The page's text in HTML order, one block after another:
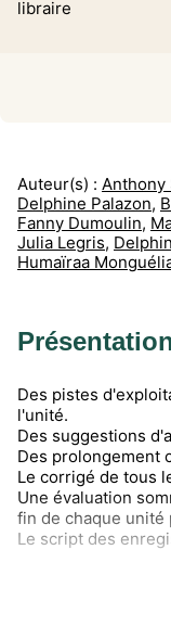
libraire
Auteur(s) : Anthony
Delphine Palazon,
Fanny Dumoulin,
Julia Legris,
Humaïraa
Des pistes
l'unité.
Des suggestions
Des prolongement
Le corrigé de tous
Une évaluation
fin de chaque unité
Le script des